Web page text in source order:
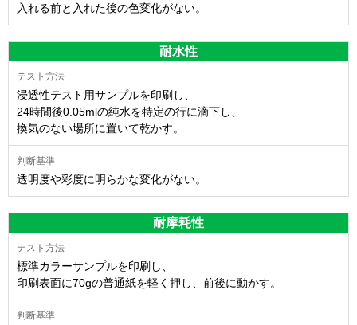
入れる前と入れた後の色変化がない。
耐水性
浸透性テスト用サンプルを印刷し、
24時間後0.05mlの純水を特定の行に滴下し、
換気のない場所に置いて乾かす。
透明度や彩度に明らかな変化がない。
耐摩耗性
標準カラーサンプルを印刷し、
印刷表面に70gの普通紙を軽く押し、前後に動かす。